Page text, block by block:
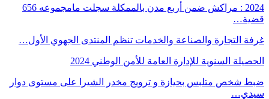
2024 : مراكش ضمن أربع مدن بالممكلة سجلت مامجموعه 656
قضية…
غرفة التجارة والصناعة والخدمات تنظم المنتدى الجهوي الأول…
الحصيلة السنوية للإدارة العامة للأمن الوطني 2024
ضبط شخص متلبس بحيازة و ترويج مخدر الشيرا على مستوى دوار
سيدي…